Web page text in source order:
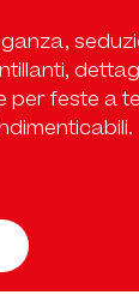
per feste a